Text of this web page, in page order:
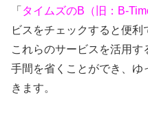
「 タイムズのB（旧：B-
ビスをチェックすると便利
これらのサービスを活用
手間を省くことができ、
きます。